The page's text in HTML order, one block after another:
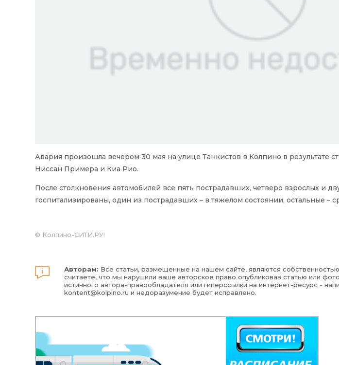
Авария произошла вечером 30 мая на улице Танкистов в Колпино в результате
Ниссан Примера и Киа Рио.
После столкновения автомобилей все пять пострадавших, четверо взрослых и
госпитализированы, один из пострадавших – в тяжелом состоянии, остальные –
© Колпино-СИТИ.РУ!
Авторам: Все статьи, размещенные на нашем сайте, являются
считаете, что мы нарушили ваше авторское право опубликовав статью или
истинного автора-правообладателя или гиперссылки на интернет-ресурс -
kontent@kolpino.ru и недоразумение будет исправлено.